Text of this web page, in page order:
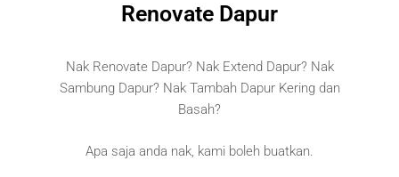
Renovate Dapur
Nak Renovate Dapur? Nak Extend Dapur? Nak
Sambung Dapur? Nak Tambah Dapur Kering dan
Basah?
Apa saja anda nak, kami boleh buatkan.